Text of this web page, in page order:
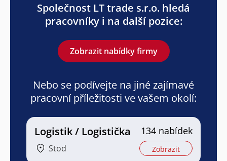
Společnost LT trade s.r.o. hledá
pracovníky i na další pozice:
Zobrazit nabídky firmy
Nebo se podívejte na jiné zajímavé
pracovní příležitosti ve vašem okolí:
Logistik / Logistička
Stod
134 nabídek
Zobrazit